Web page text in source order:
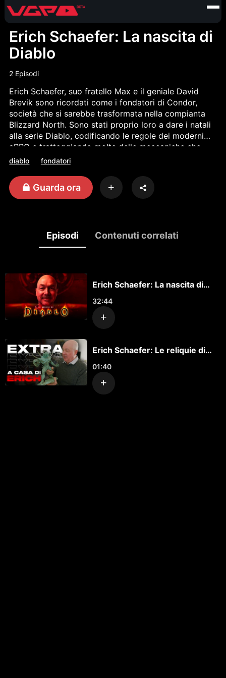
Erich Schaefer: La nascita di
Diablo
2 Episodi
Erich Schaefer, suo fratello Max e il geniale David
Brevik sono ricordati come i fondatori di Condor,
società che si sarebbe trasformata nella compianta
Blizzard North. Sono stati proprio loro a dare i natali
alla serie Diablo, codificando le regole dei moderni
aRPG e tratteggiando molte delle meccaniche che
ancora oggi regolano i grandi blockbuster. Che ne è
retroscena della storia.
diablo fondatori
Guarda ora
Episodi Contenuti correlati
Erich Schaefer: La nascita di
Diablo
32:44
Erich Schaefer: Le reliquie di
Diablo
01:40